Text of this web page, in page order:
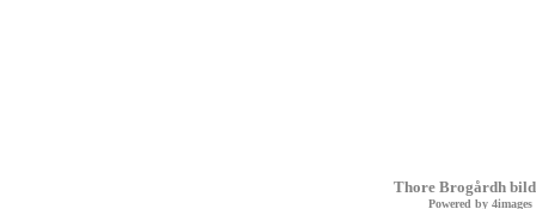
Thore Brogårdh
Powered by 4images